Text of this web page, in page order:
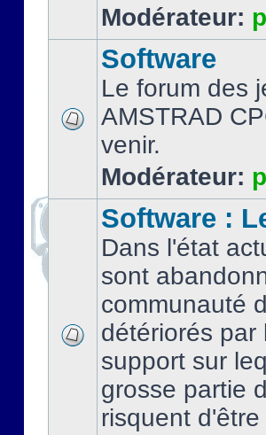
Modérateur:
Software
Le forum des
AMSTRAD
venir.
Modérateur:
Software :
Dans l'état
sont
communauté
détériorés par
support sur
grosse partie
risquent